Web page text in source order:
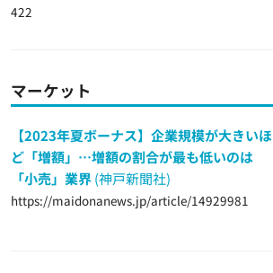
422
マーケット
【2023年夏ボーナス】企業規模が大きいほ
ど「増額」…増額の割合が最も低いのは
「小売」業界(神戸新聞社)
https://maidonanews.jp/article/14929981